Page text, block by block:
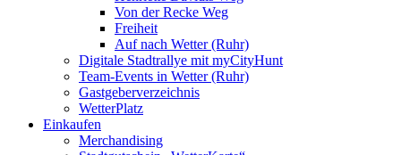
Von der Recke Weg
Freiheit
Auf nach Wetter (Ruhr)
Digitale Stadtrallye mit myCityHunt
Team-Events in Wetter (Ruhr)
Gastgeberverzeichnis
WetterPlatz
Einkaufen
Merchandising